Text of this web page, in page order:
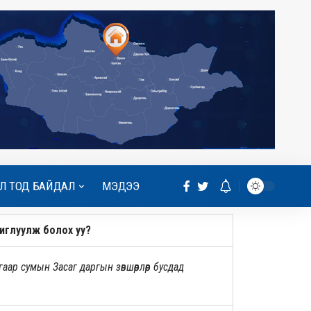
ТОД БАЙДАЛ МЭДЭЭ
болох уу?
сумын Засаг даргын зөвшөөрлөөр бусдад